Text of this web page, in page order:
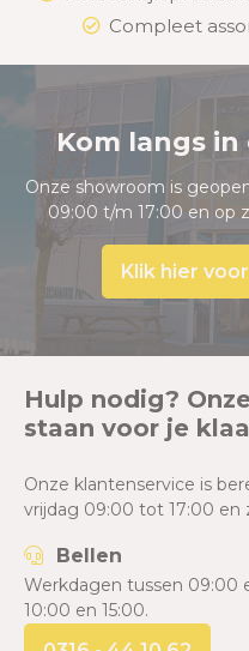
Compleet
Kom langs in
Onze showroom is
09:00 t/m 17:00 en op
Klik hier
Hulp nodig?
staan voor je
Onze klantenservice is
vrijdag 09:00 tot 17:00 en
Bellen
Werkdagen tussen 09:00
10:00 en 15:00.